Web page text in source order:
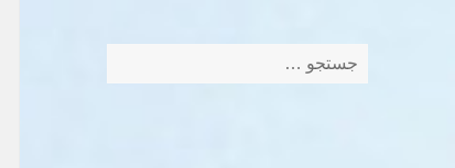
برای: